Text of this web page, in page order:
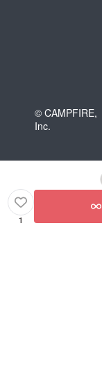
© CAMPFIRE,
Inc.
1